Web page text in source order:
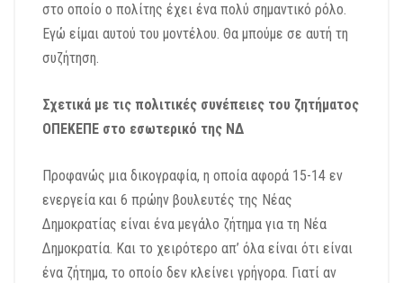
στο οποίο ο πολίτης έχει ένα πολύ σημαντικό ρόλο.
Εγώ είμαι αυτού του μοντέλου. Θα μπούμε σε αυτή τη
συζήτηση.
Σχετικά με τις πολιτικές συνέπειες του ζητήματος
ΟΠΕΚΕΠΕ στο εσωτερικό της ΝΔ
Προφανώς μια δικογραφία, η οποία αφορά 15-14 εν
ενεργεία και 6 πρώην βουλευτές της Νέας
Δημοκρατίας είναι ένα μεγάλο ζήτημα για τη Νέα
Δημοκρατία. Και το χειρότερο απ’ όλα είναι ότι είναι
ένα ζήτημα, το οποίο δεν κλείνει γρήγορα. Γιατί αν